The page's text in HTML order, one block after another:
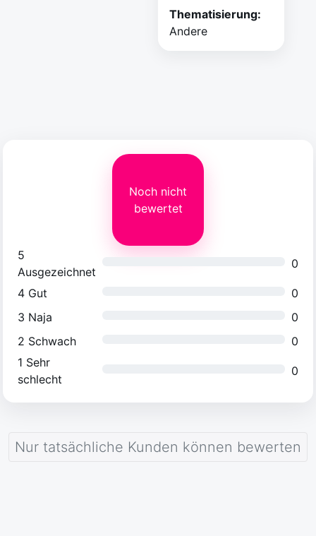
Thematisierung:
Andere
Noch nicht
bewertet
5
Ausgezeichnet
0
4 Gut
0
3 Naja
0
2 Schwach
0
1 Sehr
schlecht
0
Nur tatsächliche Kunden können bewerten